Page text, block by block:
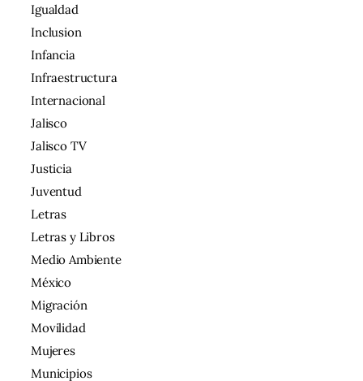
Igualdad
Inclusion
Infancia
Infraestructura
Internacional
Jalisco
Jalisco TV
Justicia
Juventud
Letras
Letras y Libros
Medio Ambiente
México
Migración
Movilidad
Mujeres
Municipios